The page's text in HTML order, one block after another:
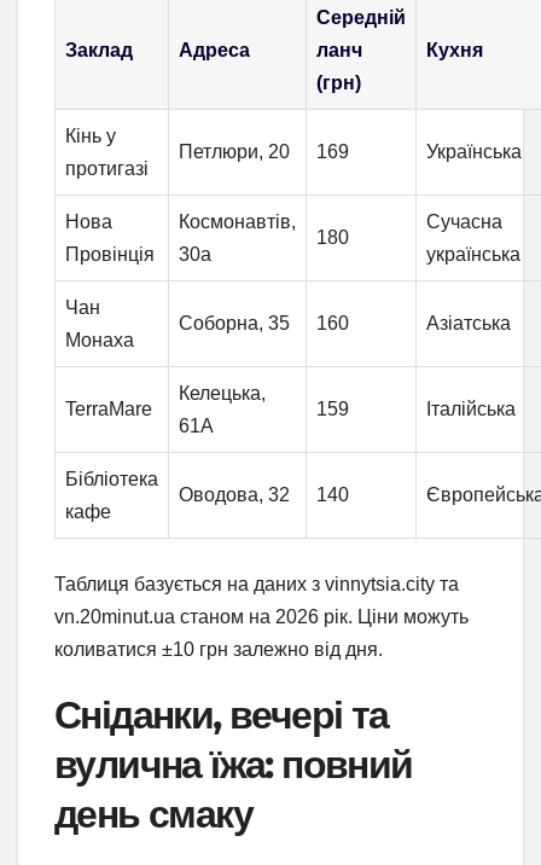
Заклад Адреса
Середній
ланч
(грн)
Кухня
Кінь у
протигазі
Петлюри, 20 169 Українська
Нова
Провінція
Космонавтів,
30а
180
Сучасна
українська
Чан
Монаха
Соборна, 35 160 Азіатська
TerraMare
Келецька,
61А
159 Італійська
Бібліотека
кафе
Оводова, 32 140
Таблиця базується на даних з vinnytsia.city та
vn.20minut.ua станом на 2026 рік. Ціни можуть
коливатися ±10 грн залежно від дня.
Сніданки, вечері та
вулична їжа: повний
день смаку